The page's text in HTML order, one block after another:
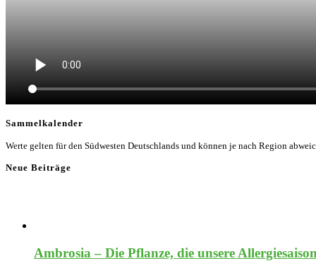
Sammelkalender
Werte gelten für den Südwesten Deutschlands und können je nach Region
Neue Beiträge
Ambrosia – Die Pflanze, die unsere